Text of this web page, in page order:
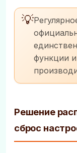
💡
функции
Решение
сброс